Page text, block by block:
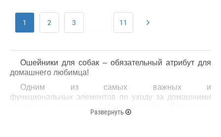
1 2
3
11
Ошейники для собак – обязательный атрибут для
домашнего любимца!
Одним из самых важных и
функциональных элементов по уходу за домашними
подобранный ошейник, станет для вас незаменимым
Развернуть